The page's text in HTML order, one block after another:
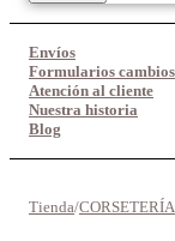
Envíos
Formularios cambios
Atención al cliente
Nuestra historia
Blog
Tienda/CORSETERÍA